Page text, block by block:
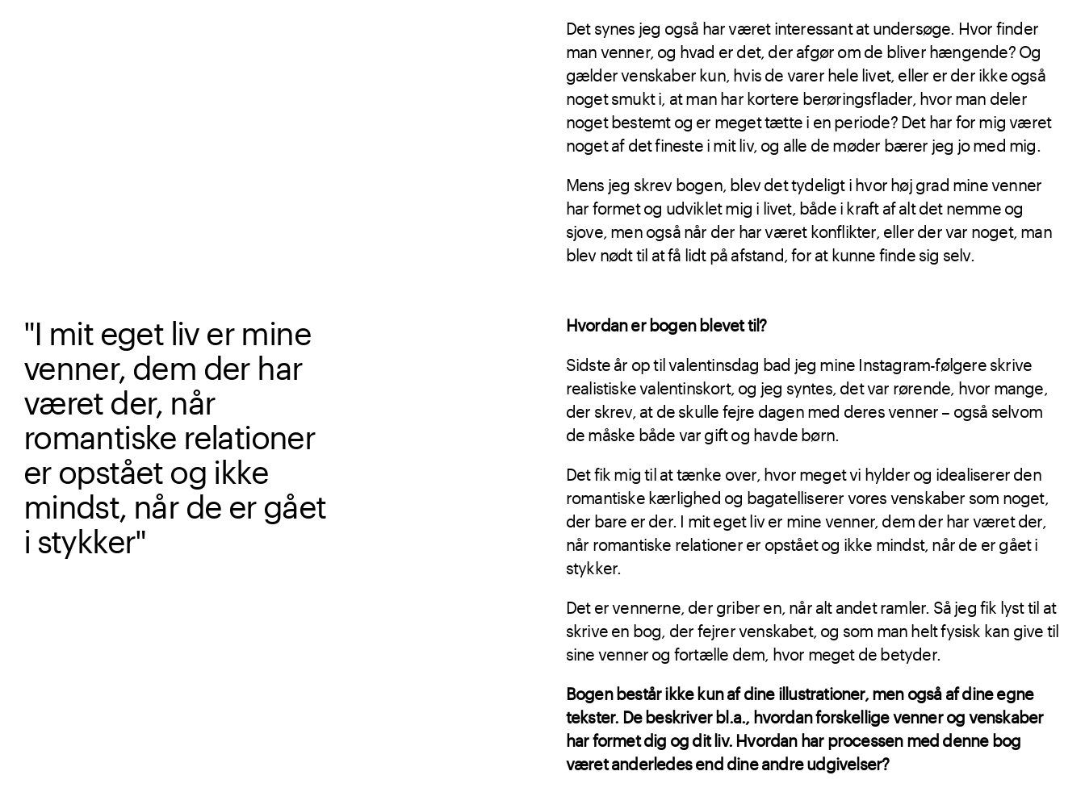
Det synes jeg også har været interessant at undersøge. Hvor finder
man venner, og hvad er det, der afgør om de bliver hængende? Og
gælder venskaber kun, hvis de varer hele livet, eller er der ikke også
noget smukt i, at man har kortere berøringsflader, hvor man deler
noget bestemt og er meget tætte i en periode? Det har for mig været
noget af det fineste i mit liv, og alle de møder bærer jeg jo med mig.
Mens jeg skrev bogen, blev det tydeligt i hvor høj grad mine venner
har formet og udviklet mig i livet, både i kraft af alt det nemme og
sjove, men også når der har været konflikter, eller der var noget, man
blev nødt til at få lidt på afstand, for at kunne finde sig selv.
"I mit eget liv er mine
venner, dem der har
været der, når
romantiske relationer
er opstået og ikke
mindst, når de er gået
i stykker"
Hvordan er bogen blevet til?
Sidste år op til valentinsdag bad jeg mine Instagram-følgere skrive
realistiske valentinskort, og jeg syntes, det var rørende, hvor mange,
der skrev, at de skulle fejre dagen med deres venner – også selvom
de måske både var gift og havde børn.
Det fik mig til at tænke over, hvor meget vi hylder og idealiserer den
romantiske kærlighed og bagatelliserer vores venskaber som noget,
der bare er der. I mit eget liv er mine venner, dem der har været der,
når romantiske relationer er opstået og ikke mindst, når de er gået i
stykker.
Det er vennerne, der griber en, når alt andet ramler. Så jeg fik lyst til at
skrive en bog, der fejrer venskabet, og som man helt fysisk kan give til
sine venner og fortælle dem, hvor meget de betyder.
Bogen består ikke kun af dine illustrationer, men også af dine egne
tekster. De beskriver bl.a., hvordan forskellige venner og venskaber
har formet dig og dit liv. Hvordan har processen med denne bog
været anderledes end dine andre udgivelser?